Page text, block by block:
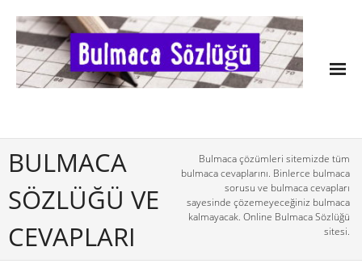
BULMACA
SÖZLÜĞÜ VE
CEVAPLARI
Bulmaca çözümleri sitemizde tüm
bulmaca cevaplarını. Binlerce bulmaca
sorusu ve bulmaca cevapları
sayesinde çözemeyeceğiniz bulmaca
kalmayacak. Online Bulmaca Sözlüğü
sitesi.